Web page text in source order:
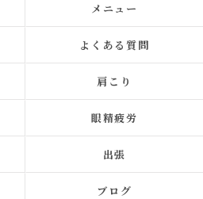
メニュー
よくある質問
肩こり
眼精疲労
出張
ブログ